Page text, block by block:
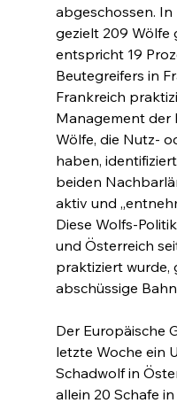
abgeschossen. In
gezielt 209 Wölfe
entspricht 19
Beutegreifers in
Frankreich
Management der
Wölfe, die Nutz-
haben,
beiden
aktiv und
Diese Wolfs-
und Österreich
praktiziert wurde,
abschüssige
Der Europäische
letzte Woche ein
Schadwolf in
allein 20 Schafe